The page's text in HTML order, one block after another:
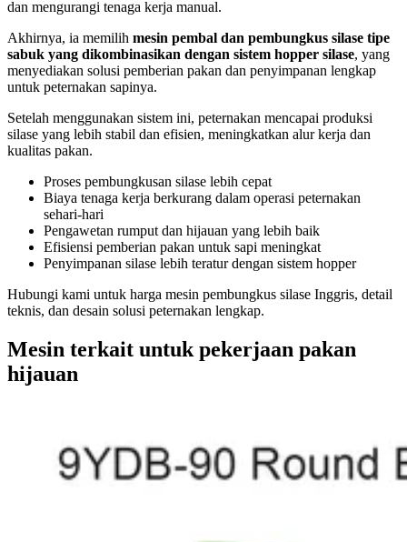
dan mengurangi tenaga kerja manual.
Akhirnya, ia memilih mesin pembal dan pembungkus silase tipe
sabuk yang dikombinasikan dengan sistem hopper silase, yang
menyediakan solusi pemberian pakan dan penyimpanan lengkap
untuk peternakan sapinya.
Setelah menggunakan sistem ini, peternakan mencapai produksi
silase yang lebih stabil dan efisien, meningkatkan alur kerja dan
kualitas pakan.
Proses pembungkusan silase lebih cepat
Biaya tenaga kerja berkurang dalam operasi peternakan
sehari-hari
Pengawetan rumput dan hijauan yang lebih baik
Efisiensi pemberian pakan untuk sapi meningkat
Penyimpanan silase lebih teratur dengan sistem hopper
Hubungi kami untuk harga mesin pembungkus silase Inggris, detail
teknis, dan desain solusi peternakan lengkap.
Mesin terkait untuk pekerjaan pakan
hijauan